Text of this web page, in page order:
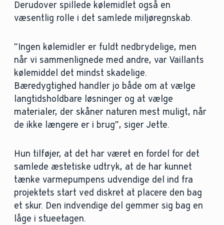
Derudover spillede kølemidlet også en
væsentlig rolle i det samlede miljøregnskab.
”Ingen kølemidler er fuldt nedbrydelige, men
når vi sammenlignede med andre, var Vaillants
kølemiddel det mindst skadelige.
Bæredygtighed handler jo både om at vælge
langtidsholdbare løsninger og at vælge
materialer, der skåner naturen mest muligt, når
de ikke længere er i brug”, siger Jette.
Hun tilføjer, at det har været en fordel for det
samlede æstetiske udtryk, at de har kunnet
tænke varmepumpens udvendige del ind fra
projektets start ved diskret at placere den bag
et skur. Den indvendige del gemmer sig bag en
låge i stueetagen.